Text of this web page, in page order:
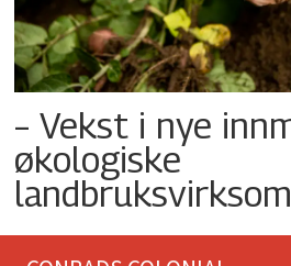
– Vekst i nye
økologiske